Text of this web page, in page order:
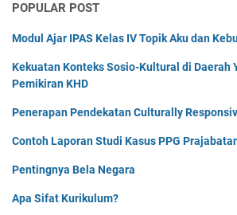
POPULAR POST
Modul Ajar IPAS Kelas IV Topik Aku dan
Kekuatan Konteks Sosio-Kultural di Daerah
Pemikiran KHD
Penerapan Pendekatan Culturally
Contoh Laporan Studi Kasus PPG
Pentingnya Bela Negara
Apa Sifat Kurikulum?